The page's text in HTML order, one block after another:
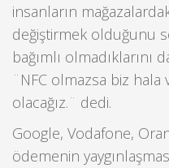
insanların
değiştirmek olduğunu
bağımlı
¨NFC olmazsa biz hala
olacağız.¨ dedi.
Google, Vodafone,
ödemenin